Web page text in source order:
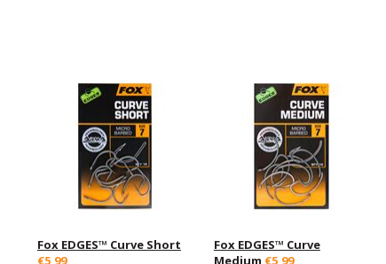
Fox EDGES™ Curve Short
Fox EDGES™ Curve